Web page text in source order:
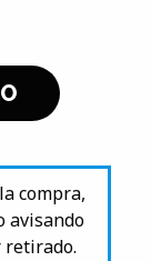
compra,
avisando
retirado.